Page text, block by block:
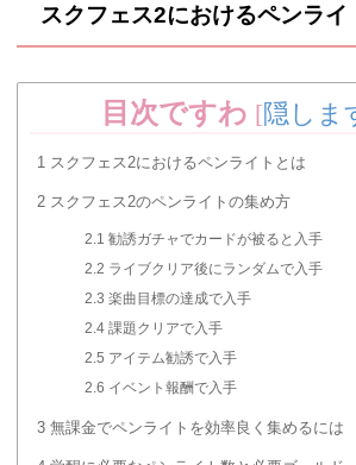
スクフェス2におけるペンライ
目次ですわ [隠しま
1 スクフェス2におけるペンライトとは
2 スクフェス2のペンライトの集め方
2.1 勧誘ガチャでカードが被ると入手
2.2 ライブクリア後にランダムで入手
2.3 楽曲目標の達成で入手
2.4課題クリアで入手
2.5 アイテム勧誘で入手
2.6 イベント報酬で入手
3 無課金でペンライトを効率良く集めるには